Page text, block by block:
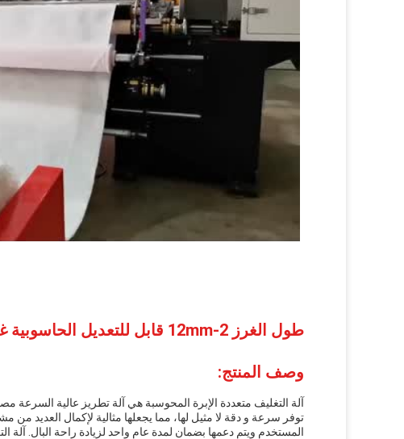
طول الغرز 2-12mm قابل للتعديل الحاسوبية غرز القفل متعددة الإبرة آلة غطاء
وصف المنتج:
آلة التغليف متعددة الإبرة المحوسبة هي آلة تطريز عالية السرعة
توفر سرعة و دقة لا مثيل لها، مما يجعلها مثالية لإكمال العديد
المستخدم ويتم دعمها بضمان لمدة عام واحد لزيادة راحة البال. آلة